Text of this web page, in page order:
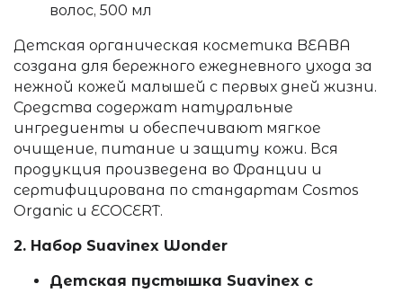
волос, 500 мл
Детская органическая косметика BEABA
создана для бережного ежедневного ухода за
нежной кожей малышей с первых дней жизни.
Средства содержат натуральные
ингредиенты и обеспечивают мягкое
очищение, питание и защиту кожи. Вся
продукция произведена во Франции и
сертифицирована по стандартам Cosmos
Organic и ECOCERT.
2. Набор Suavinex Wonder
Детская пустышка Suavinex с